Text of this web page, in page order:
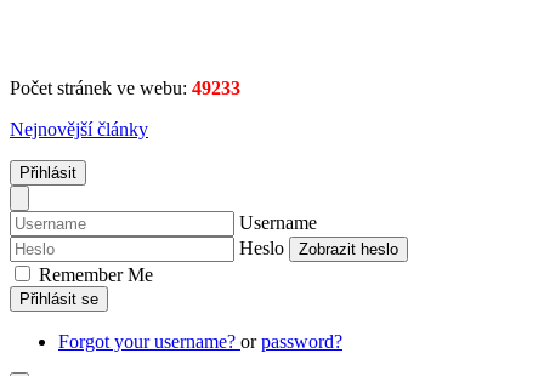
Počet stránek ve webu: 49233
Nejnovější články
Přihlásit
Username
Heslo
Zobrazit heslo
Remember Me
Přihlásit se
Forgot your username? orpassword?